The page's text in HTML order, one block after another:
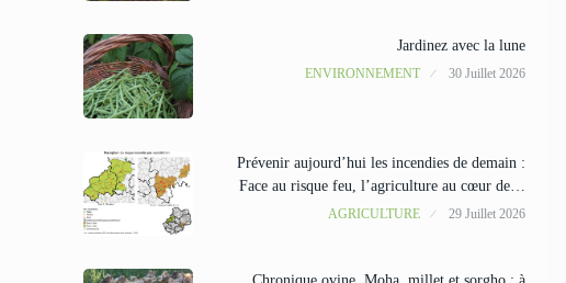
Jardinez avec la lune
ENVIRONNEMENT 30 Juillet 2026
Prévenir aujourd’hui les incendies de demain :
Face au risque feu, l’agriculture au cœur de…
AGRICULTURE 29 Juillet 2026